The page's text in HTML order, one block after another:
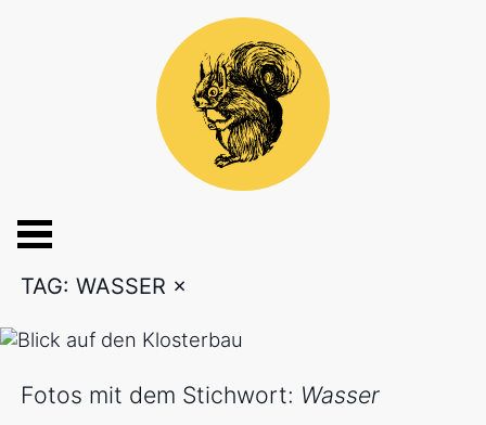
TAG: WASSER ×
Fotos mit dem Stichwort: Wasser